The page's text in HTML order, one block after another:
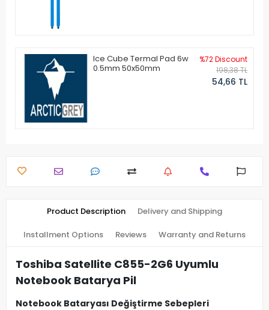
Ice Cube Termal Pad 6w
0.5mm 50x50mm
%72 Discount
198,38 TL
54,66 TL
Product Description Delivery and Shipping
Installment Options Reviews Warranty and Returns
Toshiba Satellite C855-2G6 Uyumlu
Notebook Batarya Pil
Notebook Bataryası Değiştirme Sebepleri